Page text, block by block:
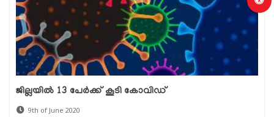
ജില്ലയില്‍ 13 പേര്‍ക്ക് കൂടി കോവിഡ്
9th of June 2020